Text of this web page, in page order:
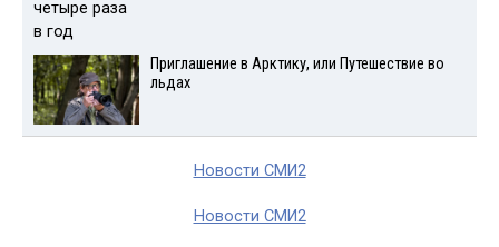
Приглашение в Арктику, или Путешествие во
льдах
Новости СМИ2
Новости СМИ2